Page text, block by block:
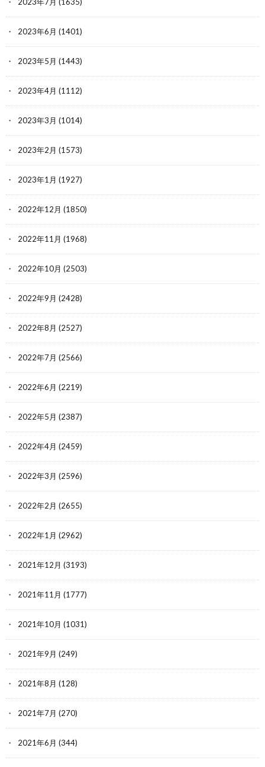
2023年6月 (1401)
2023年5月 (1443)
2023年4月 (1112)
2023年3月 (1014)
2023年2月 (1573)
2023年1月 (1927)
2022年12月 (1850)
2022年11月 (1968)
2022年10月 (2503)
2022年9月 (2428)
2022年8月 (2527)
2022年7月 (2566)
2022年6月 (2219)
2022年5月 (2387)
2022年4月 (2459)
2022年3月 (2596)
2022年2月 (2655)
2022年1月 (2962)
2021年12月 (3193)
2021年11月 (1777)
2021年10月 (1031)
2021年9月 (249)
2021年8月 (128)
2021年7月 (270)
2021年6月 (344)